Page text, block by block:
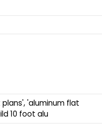
'aluminum flat
10 foot alu